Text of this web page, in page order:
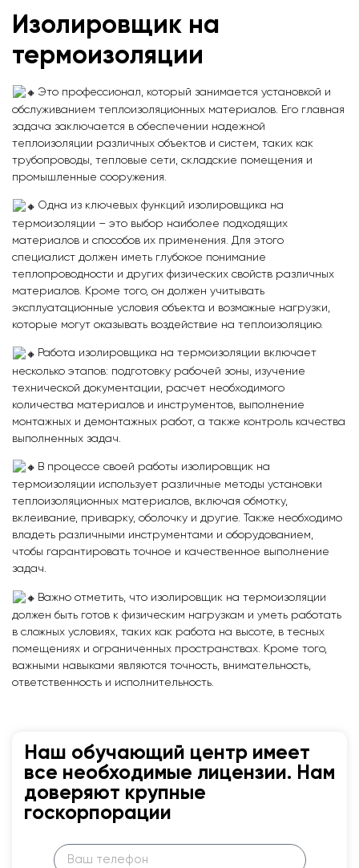
Изолировщик на
термоизоляции
Это профессионал, который занимается установкой и
обслуживанием теплоизоляционных материалов. Его главная
задача заключается в обеспечении надежной
теплоизоляции различных объектов и систем, таких как
трубопроводы, тепловые сети, складские помещения и
промышленные сооружения.
Одна из ключевых функций изолировщика на
термоизоляции – это выбор наиболее подходящих
материалов и способов их применения. Для этого
специалист должен иметь глубокое понимание
теплопроводности и других физических свойств различных
материалов. Кроме того, он должен учитывать
эксплуатационные условия объекта и возможные нагрузки,
которые могут оказывать воздействие на теплоизоляцию.
Работа изолировщика на термоизоляции включает
несколько этапов: подготовку рабочей зоны, изучение
технической документации, расчет необходимого
количества материалов и инструментов, выполнение
монтажных и демонтажных работ, а также контроль качества
выполненных задач.
В процессе своей работы изолировщик на
термоизоляции использует различные методы установки
теплоизоляционных материалов, включая обмотку,
вклеивание, приварку, оболочку и другие. Также необходимо
владеть различными инструментами и оборудованием,
чтобы гарантировать точное и качественное выполнение
задач.
Важно отметить, что изолировщик на термоизоляции
должен быть готов к физическим нагрузкам и уметь работать
в сложных условиях, таких как работа на высоте, в тесных
помещениях и ограниченных пространствах. Кроме того,
важными навыками являются точность, внимательность,
ответственность и исполнительность.
Наш обучающий центр имеет
все необходимые лицензии. Нам
доверяют крупные
госкорпорации